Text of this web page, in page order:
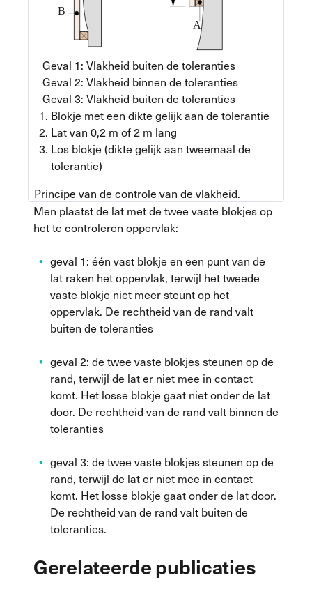
Geval 1: Vlakheid buiten de toleranties
Geval 2: Vlakheid binnen de toleranties
Geval 3: Vlakheid buiten de toleranties
Blokje met een dikte gelijk aan de tolerantie
Lat van 0,2 m of 2 m lang
Los blokje (dikte gelijk aan tweemaal de
tolerantie)
Principe van de controle van de vlakheid.
Men plaatst de lat met de twee vaste blokjes op
het te controleren oppervlak:
geval 1: één vast blokje en een punt van de
lat raken het oppervlak, terwijl het tweede
vaste blokje niet meer steunt op het
oppervlak. De rechtheid van de rand valt
buiten de toleranties
geval 2: de twee vaste blokjes steunen op de
rand, terwijl de lat er niet mee in contact
komt. Het losse blokje gaat niet onder de lat
door. De rechtheid van de rand valt binnen de
toleranties
geval 3: de twee vaste blokjes steunen op de
rand, terwijl de lat er niet mee in contact
komt. Het losse blokje gaat onder de lat door.
De rechtheid van de rand valt buiten de
toleranties.
Gerelateerde publicaties